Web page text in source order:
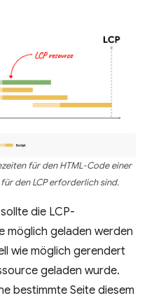
für den HTML-Code einer
den LCP erforderlich sind.
die LCP-
möglich geladen werden
wie möglich gerendert
geladen wurde.
bestimmte Seite diesem